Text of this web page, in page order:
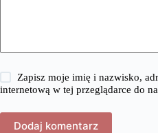
Zapisz moje imię i nazwisko,
internetową w tej przeglądarce do
Dodaj komentarz